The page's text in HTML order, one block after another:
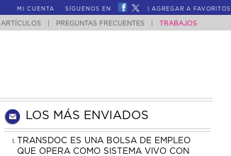
MI CUENTA SÍGUENOS EN AGREGAR A FAVORITOS
ARTÍCULOS PREGUNTAS FRECUENTES TRABAJOS
LOS MÁS ENVIADOS
TRANSDOC ES UNA BOLSA DE EMPLEO
QUE OPERA COMO SISTEMA VIVO CON